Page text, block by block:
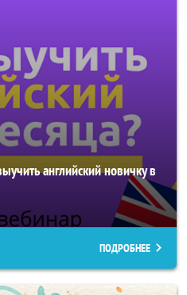
английский новичку в
ПОДРОБНЕЕ